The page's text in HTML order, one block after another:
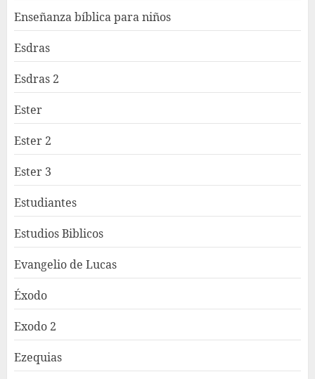
Enseñanza bíblica para niños
Esdras
Esdras 2
Ester
Ester 2
Ester 3
Estudiantes
Estudios Biblicos
Evangelio de Lucas
Éxodo
Exodo 2
Ezequias